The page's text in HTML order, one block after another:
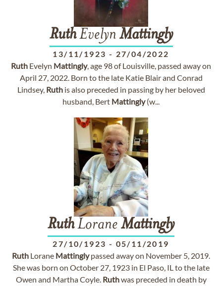
RuthEvelyn Mattingly
13/11/1923 - 27/04/2022
Ruth Evelyn Mattingly, age 98 of Louisville, passed away on
April 27, 2022. Born to the late Katie Blair and Conrad
Lindsey, Ruthis also preceded in passing by her beloved
husband, Bert Mattingly(w...
RuthLorane Mattingly
27/10/1923 - 05/11/2019
Ruth Lorane Mattinglypassed away on November 5, 2019.
She was born on October 27, 1923 in El Paso, IL to the late
Owen and Martha Coyle. Ruthwas preceded in death by